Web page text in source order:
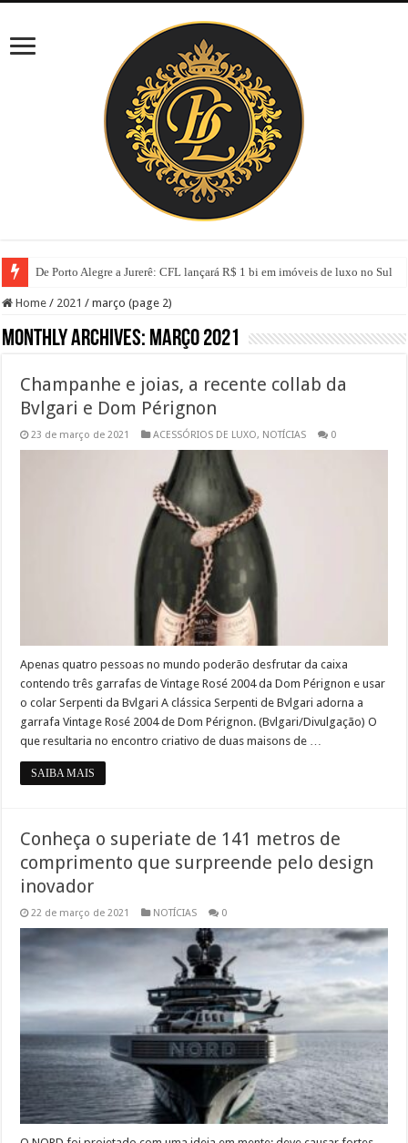
De Porto Alegre a Jurerê: CFL lançará R$ 1 bi em imóveis de luxo no Sul
Home / 2021 / março (page 2)
Monthly Archives: março 2021
Champanhe e joias, a recente collab da
Bvlgari e Dom Pérignon
23 de março de 2021 ACESSÓRIOS DE LUXO, NOTÍCIAS 0
Apenas quatro pessoas no mundo poderão desfrutar da caixa
contendo três garrafas de Vintage Rosé 2004 da Dom Pérignon e usar
o colar Serpenti da Bvlgari A clássica Serpenti de Bvlgari adorna a
garrafa Vintage Rosé 2004 de Dom Pérignon. (Bvlgari/Divulgação) O
que resultaria no encontro criativo de duas maisons de …
SAIBA MAIS
Conheça o superiate de 141 metros de
comprimento que surpreende pelo design
inovador
22 de março de 2021 NOTÍCIAS 0